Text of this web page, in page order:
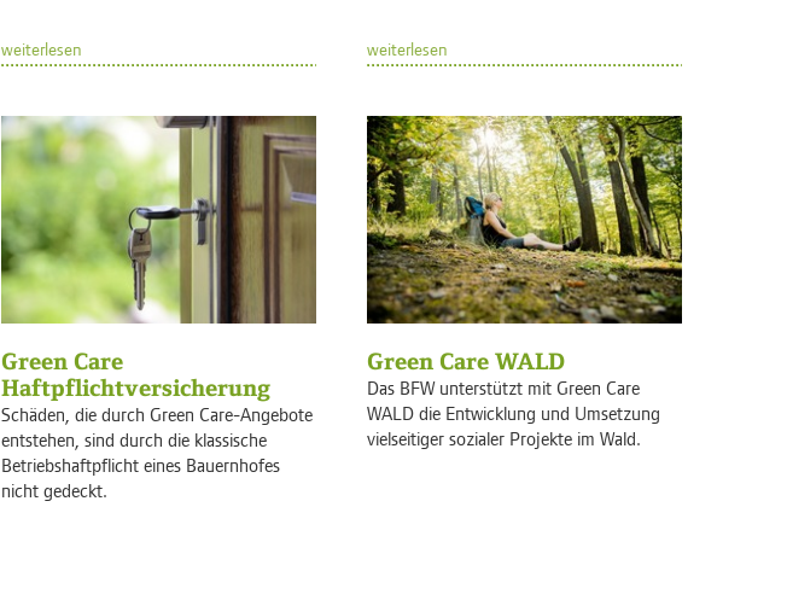
weiterlesen weiterlesen
Green Care
Haftpflichtversicherung
Schäden, die durch Green Care-Angebote
entstehen, sind durch die klassische
Betriebshaftpflicht eines Bauernhofes
nicht gedeckt.
Green Care WALD
Das BFW unterstützt mit Green Care
WALD die Entwicklung und Umsetzung
vielseitiger sozialer Projekte im Wald.